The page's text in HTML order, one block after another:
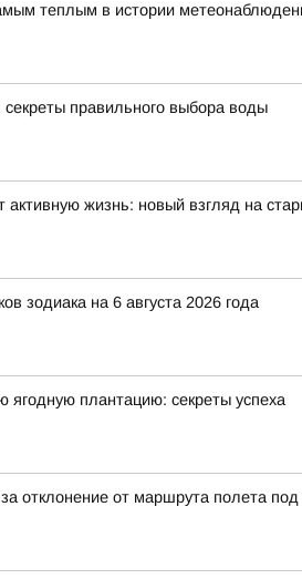
теплым в истории
секреты правильного выбора воды
активную жизнь: новый взгляд на
зодиака на 6 августа 2026 года
ягодную плантацию: секреты успеха
отклонение от маршрута полета под